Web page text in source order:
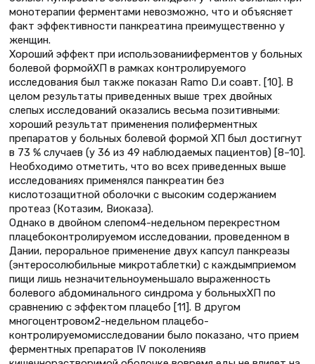
монотерапии ферментами невозможно, что и объясняет
факт эффективности панкреатина преимущественно у
женщин.
Хороший эффект при использованииферментов у больных
болевой формойХП в рамках контролируемого
исследования был также показан Ramo D.и соавт. [10]. В
целом результаты приведенных выше трех двойных
слепых исследований оказались весьма позитивными:
хороший результат применения полиферментных
препаратов у больных болевой формой ХП был достигнут
в 73 % случаев (у 36 из 49 наблюдаемых пациентов) [8–10].
Необходимо отметить, что во всех приведенных выше
исследованиях применялся панкреатин без
кислотозащитной оболочки с высоким содержанием
протеаз (Котазим, Виоказа).
Однако в двойном слепом4-недельном перекрестном
плацебоконтролируемом исследовании, проведенном в
Дании, пероральное применение двух капсул панкреазы
(энтеросолюбильные микротаблетки) с каждымприемом
пищи лишь незначительноуменьшало выраженность
болевого абдоминального синдрома у больныхХП по
сравнению с эффектом плацебо [11]. В другом
многоцентровом2-недельном плацебо-
контролируемомисследовании было показано, что прием
ферментных препаратов IV поколенияв